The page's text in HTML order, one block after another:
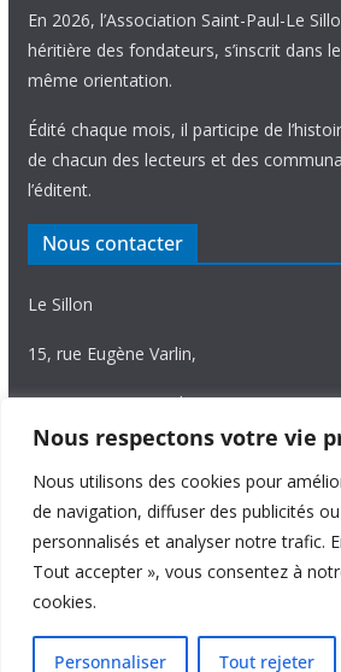
Nous respectons votre vie
Nous utilisons des cookies pour
de navigation, diffuser des publicités
personnalisés et analyser notre trafic.
Tout accepter », vous consentez à
cookies.
Personnaliser Tout rejeter
En 2026, l’Association Saint-Paul-Le
héritière des fondateurs, s’inscrit dans
même orientation.
Édité chaque mois, il participe de
de chacun des lecteurs et des
l’éditent.
Nous contacter
Le Sillon
15, rue Eugène Varlin,
87036 Limoges Cedex.
Tél. 05 55 06 14 15
Nous écrire
Copyright © 2026 Le Sillon
. All